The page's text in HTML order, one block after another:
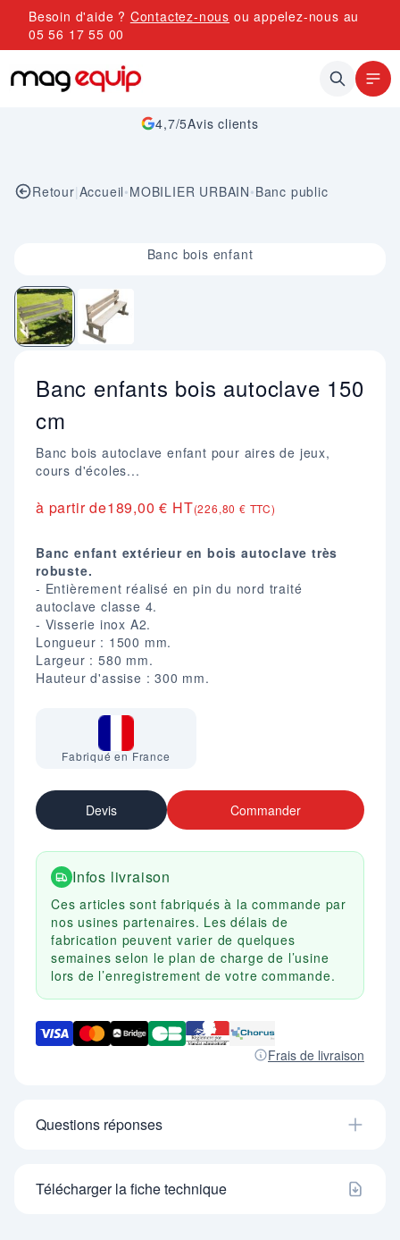
Allez au contenu
Besoin d'aide ? Contactez-nous ou appelez-nous au
05 56 17 55 00
4,7/5Avis clients
Retour|Accueil•MOBILIER URBAIN•Banc public
Banc bois enfant
Banc enfants bois autoclave 150
cm
Banc bois autoclave enfant pour aires de jeux,
cours d'écoles...
à partir de189,00 € HT(226,80 € TTC)
Banc enfant extérieur en bois autoclave très
robuste.
- Entièrement réalisé en pin du nord traité
autoclave classe 4.
- Visserie inox A2.
Longueur : 1500 mm.
Largeur : 580 mm.
Hauteur d'assise : 300 mm.
Fabriqué en France
Devis Commander
Infos livraison
Ces articles sont fabriqués à la commande par
nos usines partenaires. Les délais de
fabrication peuvent varier de quelques
semaines selon le plan de charge de l’usine
lors de l’enregistrement de votre commande.
Frais de livraison
Questions réponses
Télécharger la fiche technique